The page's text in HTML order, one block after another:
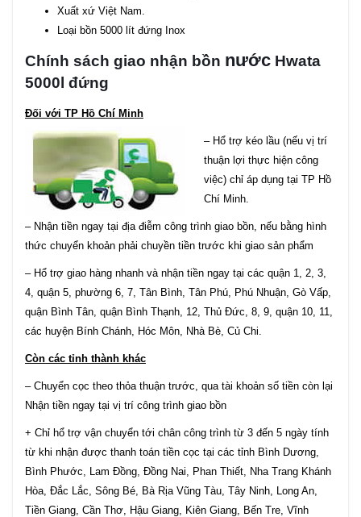
Xuất xứ Việt Nam.
Loại bồn 5000 lít đứng Inox
Chính sách giao nhận bồn nước Hwata
5000l đứng
Đối với TP Hồ Chí Minh
– Hổ trợ kéo lầu (nếu vị trí
thuận lợi thực hiện công
việc) chỉ áp dụng tại TP Hồ
Chí Minh.
– Nhận tiền ngay tại địa điễm công trình giao bồn, nếu bằng hình
thức chuyển khoản phải chuyền tiền trước khi giao sản phẩm
– Hổ trợ giao hàng nhanh và nhận tiền ngay tại các quận 1, 2, 3,
4, quận 5, phường 6, 7, Tân Bình, Tân Phú, Phú Nhuận, Gò Vấp,
quận Bình Tân, quận Bình Thạnh, 12, Thủ Đức, 8, 9, quận 10, 11,
các huyện Bính Chánh, Hóc Môn, Nhà Bè, Củ Chi.
Còn các tỉnh thành khác
– Chuyển cọc theo thỏa thuận trước, qua tài khoản số tiền còn lại
Nhận tiền ngay tại vị trí công trình giao bồn
+ Chỉ hổ trợ vận chuyển tới chân công trình từ 3 đến 5 ngày tính
từ khi nhận được thanh toán tiền cọc tại các tỉnh Bình Dương,
Bình Phước, Lam Đồng, Đồng Nai, Phan Thiết, Nha Trang Khánh
Hòa, Đắc Lắc, Sông Bé, Bà Rịa Vũng Tàu, Tây Ninh, Long An,
Tiền Giang, Cần Thơ, Hậu Giang, Kiên Giang, Bến Tre, Vĩnh